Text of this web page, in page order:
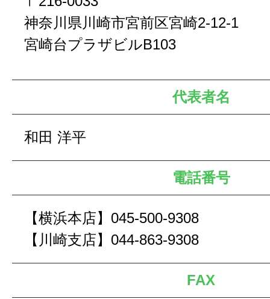
神奈川県川崎市宮前区宮崎2-12-1
宮崎台プラザビルB103
代表者名
和田 洋平
電話番号
【横浜本店】045-500-9308
【川崎支店】044-863-9308
FAX